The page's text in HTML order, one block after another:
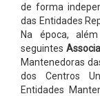
de forma
das Entidades
Na época,
seguintes
Mantenedoras
dos Centros
Entidades